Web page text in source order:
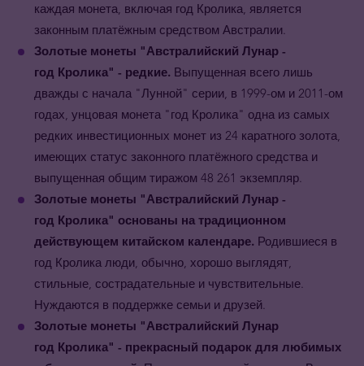
каждая монета, включая год Кролика, является
законным платёжным средством Австралии.
Золотые монеты "Австралийский Лунар -
год Кролика" - редкие. Выпущенная всего лишь
дважды с начала "Лунной" серии, в 1999-ом и 2011-ом
годах, унцовая монета "год Кролика" одна из самых
редких инвестиционных монет из 24 каратного золота,
имеющих статус законного платёжного средства и
выпущенная общим тиражом 48 261 экземпляр.
Золотые монеты "Австралийский Лунар -
год Кролика" основаны на традиционном
действующем китайском календаре. Родившиеся в
год Кролика люди, обычно, хорошо выглядят,
стильные, сострадательные и чувствительные.
Нуждаются в поддержке семьи и друзей.
Золотые монеты "Австралийский Лунар
год Кролика" - прекрасный подарок для любимых